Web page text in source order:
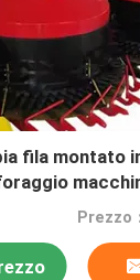
fila montato
erba alfalfa
Prezzo